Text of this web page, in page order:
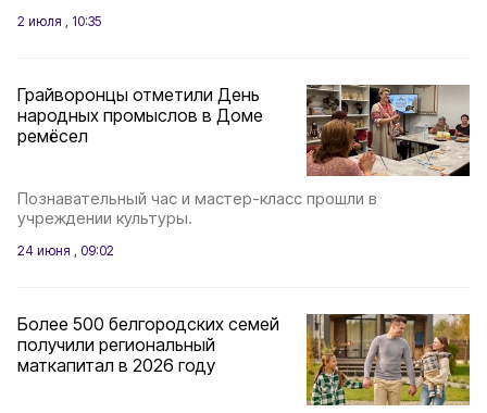
2 июля , 10:35
Грайворонцы отметили День
народных промыслов в Доме
ремёсел
Познавательный час и мастер-класс прошли в
учреждении культуры.
24 июня , 09:02
Более 500 белгородских семей
получили региональный
маткапитал в 2026 году